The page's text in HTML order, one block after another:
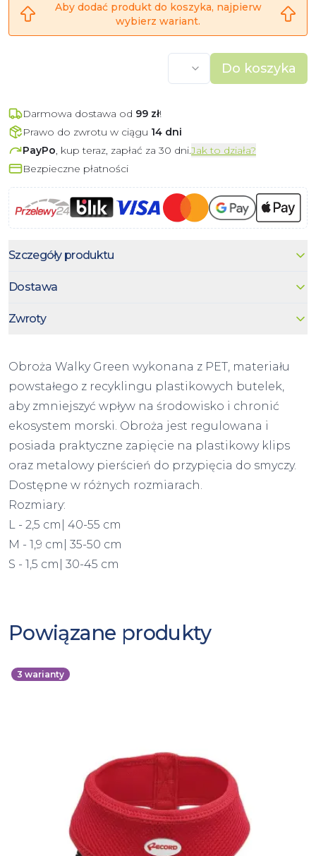
Aby dodać produkt do koszyka, najpierw
wybierz wariant.
Do koszyka
Darmowa dostawa od 99 zł!
Prawo do zwrotu w ciągu 14 dni
PayPo, kup teraz, zapłać za 30 dni.Jak to działa?
Bezpieczne płatności
Szczegóły produktu
Dostawa
Zwroty
Obroża Walky Green wykonana z PET, materiału
powstałego z recyklingu plastikowych butelek,
aby zmniejszyć wpływ na środowisko i chronić
ekosystem morski. Obroża jest regulowana i
posiada praktyczne zapięcie na plastikowy klips
oraz metalowy pierścień do przypięcia do smyczy.
Dostępne w różnych rozmiarach.
Rozmiary:
L - 2,5 cm| 40-55 cm
M - 1,9 cm| 35-50 cm
S - 1,5 cm| 30-45 cm
Powiązane produkty
3 warianty